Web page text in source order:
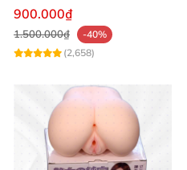
seal giá tốt
900.000₫
1.500.000₫
-40%
(2,658)